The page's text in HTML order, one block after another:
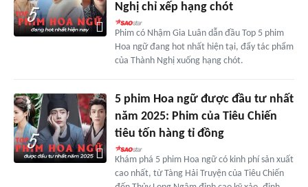
Nghị chỉ xếp hạng chót
Phim có Nhậm Gia Luân dẫn đầu Top 5 phim
Hoa ngữ đang hot nhất hiện tại, đẩy tác phẩm
của Thành Nghị xuống hạng chót.
5 phim Hoa ngữ được đầu tư nhất
năm 2025: Phim của Tiêu Chiến
tiêu tốn hàng tỉ đồng
Khám phá 5 phim Hoa ngữ có kinh phí sản xuất
cao nhất, từ Tàng Hải Truyện của Tiêu Chiến